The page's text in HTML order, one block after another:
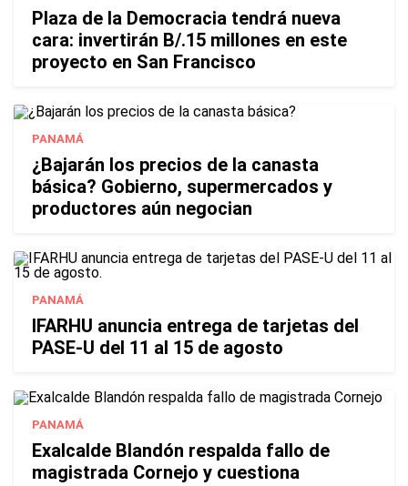
Plaza de la Democracia tendrá nueva
cara: invertirán B/.15 millones en este
proyecto en San Francisco
PANAMÁ
¿Bajarán los precios de la canasta
básica? Gobierno, supermercados y
productores aún negocian
PANAMÁ
IFARHU anuncia entrega de tarjetas del
PASE-U del 11 al 15 de agosto
PANAMÁ
Exalcalde Blandón respalda fallo de
magistrada Cornejo y cuestiona